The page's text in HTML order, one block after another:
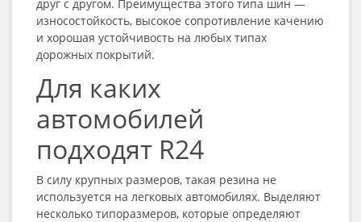
друг с другом. Преимущества этого типа шин —
износостойкость, высокое сопротивление качению
и хорошая устойчивость на любых типах
дорожных покрытий.
Для каких
автомобилей
подходят R24
В силу крупных размеров, такая резина не
используется на легковых автомобилях. Выделяют
несколько типоразмеров, которые определяют